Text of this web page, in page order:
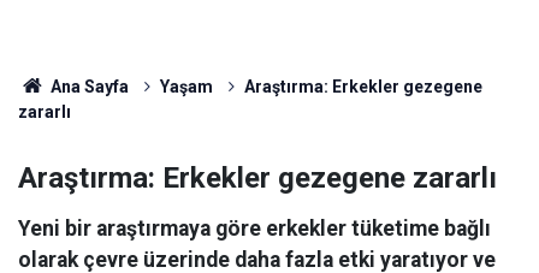
Ana Sayfa Yaşam
Araştırma: Erkekler gezegene
zararlı
Araştırma: Erkekler gezegene zararlı
Yeni bir araştırmaya göre erkekler tüketime bağlı
olarak çevre üzerinde daha fazla etki yaratıyor ve